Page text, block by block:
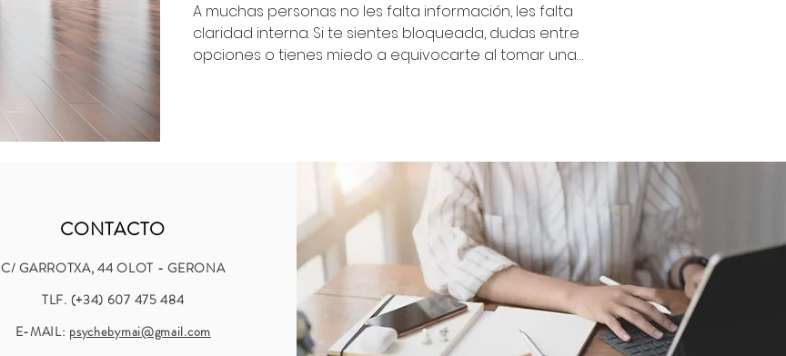
A muchas personas no les falta información, les falta
claridad interna. Si te sientes bloqueada, dudas entre
opciones o tienes miedo a equivocarte al tomar una
CONTACTO
C/ GARROTXA, 44 OLOT - GERONA
TLF. (+34) 607 475 484
E-MAIL: psychebymai@gmail.com